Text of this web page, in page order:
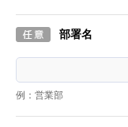
部署名
例：営業部